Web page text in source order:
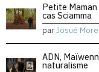
Petite
cas Sciamma
parJosué
ADN,
naturalisme